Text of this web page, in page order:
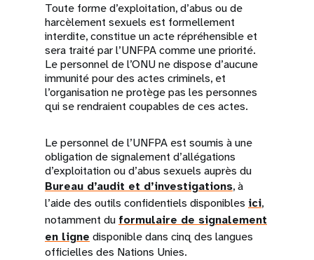
Toute forme d’exploitation, d’abus ou de
harcèlement sexuels est formellement
interdite, constitue un acte répréhensible et
sera traité par l’UNFPA comme une priorité.
Le personnel de l’ONU ne dispose d’aucune
immunité pour des actes criminels, et
l’organisation ne protège pas les personnes
qui se rendraient coupables de ces actes.
Le personnel de l’UNFPA est soumis à une
obligation de signalement d’allégations
d’exploitation ou d’abus sexuels auprès du
Bureau d’audit et d’investigations, à
l’aide des outils confidentiels disponibles ici,
notamment du formulaire de signalement
en ligne disponible dans cinq des langues
officielles des Nations Unies.